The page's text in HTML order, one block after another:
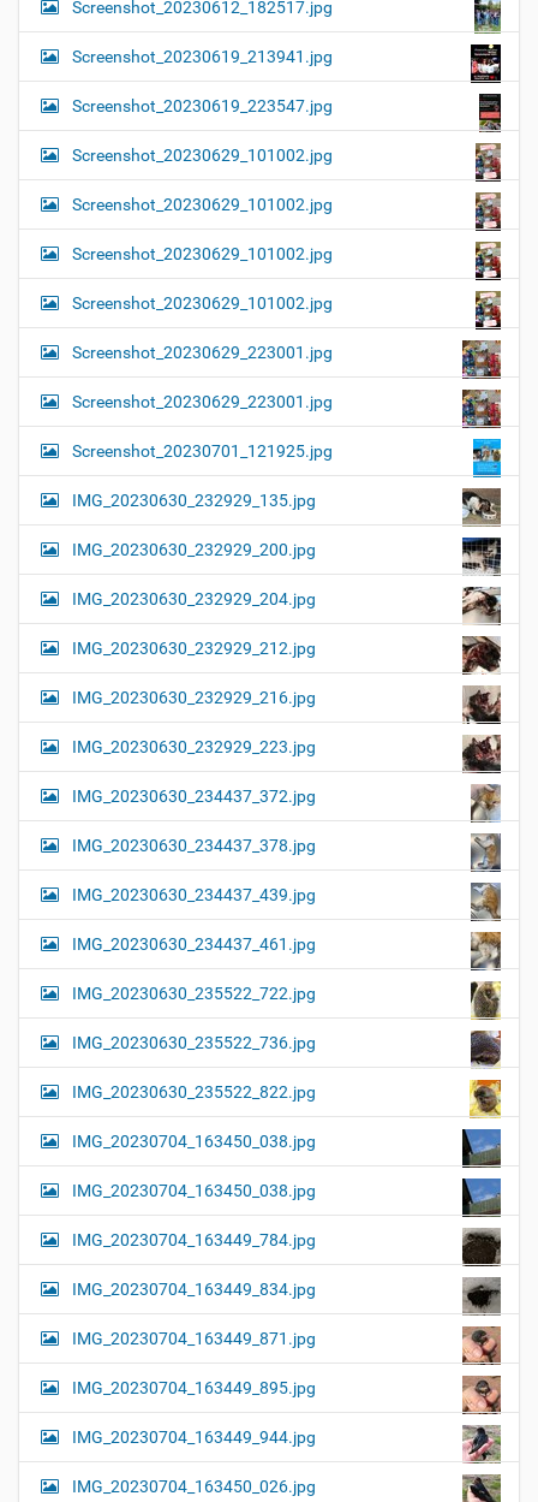
Screenshot_20230612_182517.jpg
Screenshot_20230619_213941.jpg
Screenshot_20230619_223547.jpg
Screenshot_20230629_101002.jpg
Screenshot_20230629_101002.jpg
Screenshot_20230629_101002.jpg
Screenshot_20230629_101002.jpg
Screenshot_20230629_223001.jpg
Screenshot_20230629_223001.jpg
Screenshot_20230701_121925.jpg
IMG_20230630_232929_135.jpg
IMG_20230630_232929_200.jpg
IMG_20230630_232929_204.jpg
IMG_20230630_232929_212.jpg
IMG_20230630_232929_216.jpg
IMG_20230630_232929_223.jpg
IMG_20230630_234437_372.jpg
IMG_20230630_234437_378.jpg
IMG_20230630_234437_439.jpg
IMG_20230630_234437_461.jpg
IMG_20230630_235522_722.jpg
IMG_20230630_235522_736.jpg
IMG_20230630_235522_822.jpg
IMG_20230704_163450_038.jpg
IMG_20230704_163450_038.jpg
IMG_20230704_163449_784.jpg
IMG_20230704_163449_834.jpg
IMG_20230704_163449_871.jpg
IMG_20230704_163449_895.jpg
IMG_20230704_163449_944.jpg
IMG_20230704_163450_026.jpg